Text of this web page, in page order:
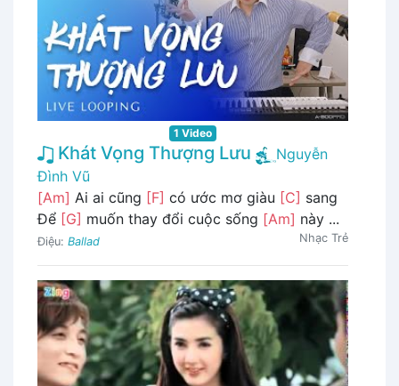
1 Video
Khát Vọng Thượng Lưu
Nguyễn
Đình Vũ
[Am] Ai ai cũng [F] có ước mơ giàu [C] sang
Để [G] muốn thay đổi cuộc sống [Am] này ...
Điệu: Ballad Nhạc Trẻ